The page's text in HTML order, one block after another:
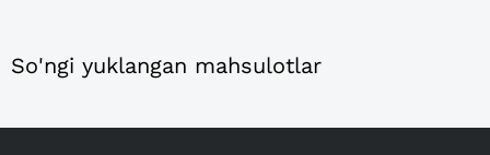
So'ngi yuklangan mahsulotlar